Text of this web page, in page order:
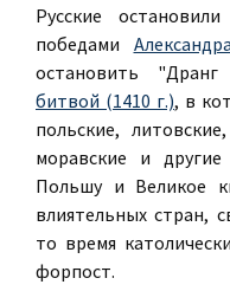
Русские
победами
остановить
битвой (1410 г.), в
польские,
моравские и
Польшу и Великое
влиятельных стран,
то время
форпост.